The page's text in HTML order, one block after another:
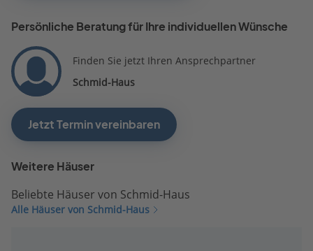
Persönliche Beratung für Ihre individuellen Wünsche
Finden Sie jetzt Ihren Ansprechpartner
Schmid-Haus
Jetzt Termin vereinbaren
Weitere Häuser
Beliebte Häuser von Schmid-Haus
Alle Häuser von Schmid-Haus